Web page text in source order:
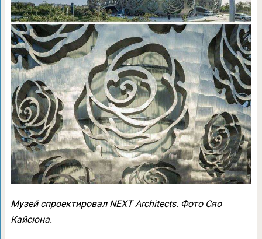
Музей спроектировал NEXT Architects. Фото Сяо
Кайсюна.